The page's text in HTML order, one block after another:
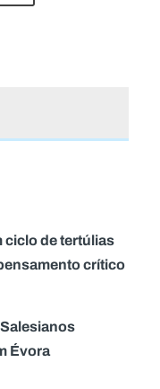
de tertúlias
crítico
Évora